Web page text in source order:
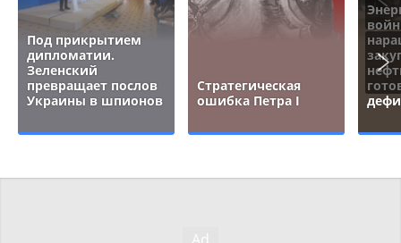
Под прикрытием
дипломатии.
Зеленский
превращает послов
Украины в шпионов
Стратегическая
ошибка Петра I